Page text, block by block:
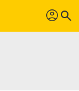
profil search